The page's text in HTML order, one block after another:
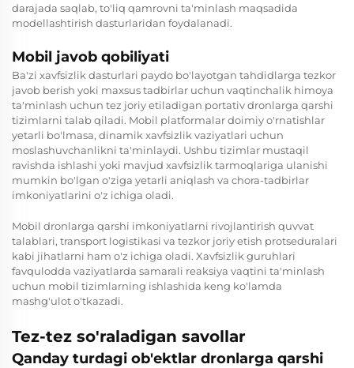
darajada saqlab, to'liq qamrovni ta'minlash maqsadida
modellashtirish dasturlaridan foydalanadi.
Mobil javob qobiliyati
Ba'zi xavfsizlik dasturlari paydo bo'layotgan tahdidlarga tezkor
javob berish yoki maxsus tadbirlar uchun vaqtinchalik himoya
ta'minlash uchun tez joriy etiladigan portativ dronlarga qarshi
tizimlarni talab qiladi. Mobil platformalar doimiy o'rnatishlar
yetarli bo'lmasa, dinamik xavfsizlik vaziyatlari uchun
moslashuvchanlikni ta'minlaydi. Ushbu tizimlar mustaqil
ravishda ishlashi yoki mavjud xavfsizlik tarmoqlariga ulanishi
mumkin bo'lgan o'ziga yetarli aniqlash va chora-tadbirlar
imkoniyatlarini o'z ichiga oladi.
Mobil dronlarga qarshi imkoniyatlarni rivojlantirish quvvat
talablari, transport logistikasi va tezkor joriy etish protseduralari
kabi jihatlarni ham o'z ichiga oladi. Xavfsizlik guruhlari
favqulodda vaziyatlarda samarali reaksiya vaqtini ta'minlash
uchun mobil tizimlarning ishlashida keng ko'lamda
mashg'ulot o'tkazadi.
Tez-tez so'raladigan savollar
Qanday turdagi ob'ektlar dronlarga qarshi